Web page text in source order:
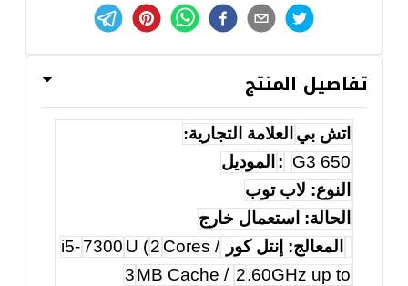
تفاصيل المنتج
اتش بي العلامة التجارية:
650 G3
: الموديل
النوع: لاب توب
الحالة: استعمال خارج
المعالج: إنتل كور
i5-7300 U (2 Cores /
3MB Cache / 2.60GHz up to